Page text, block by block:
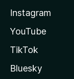
Instagram
YouTube
TikTok
Bluesky